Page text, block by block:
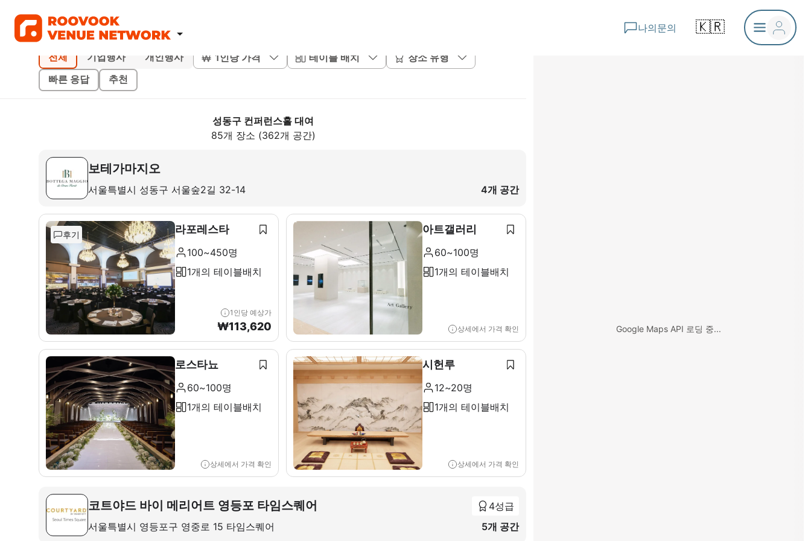
나의문의 🇰🇷
전체 기업행사 개인행사 1인당 가격 테이블 배치 장소 유형
빠른 응답 추천
성동구 컨퍼런스홀 대여
85개 장소 (362개 공간)
보테가마지오
서울특별시 성동구 서울숲2길 32-14 4개 공간
후기 라포레스타
100~450명
1개의 테이블배치
1인당 예상가
₩113,620
아트갤러리
60~100명
1개의 테이블배치
상세에서 가격 확인
로스타뇨
60~100명
1개의 테이블배치
상세에서 가격 확인
시헌루
12~20명
1개의 테이블배치
상세에서 가격 확인
코트야드 바이 메리어트 영등포 타임스퀘어
서울특별시 영등포구 영중로 15 타임스퀘어
4성급
5개 공간
Google Maps API 로딩 중...